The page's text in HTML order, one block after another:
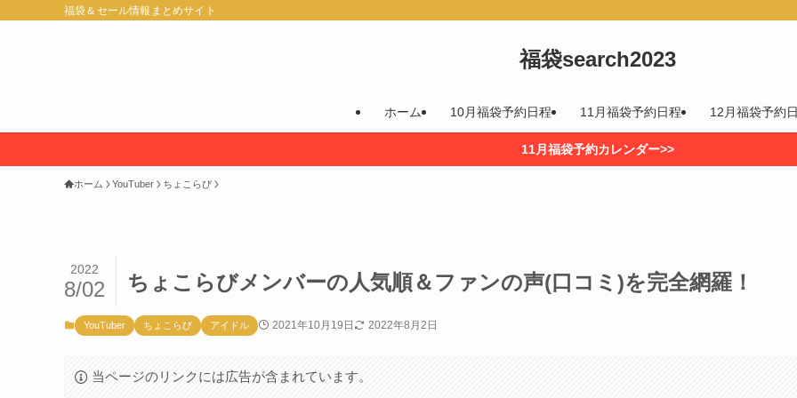
福袋＆セール情報まとめサイト
福袋search2023
ホーム 10月福袋予約日程 11月福袋予約日程 12月福袋予約
11月福袋予約カレンダー>>
ホーム YouTuber ちょこらび
ちょこらびメンバーの人気順＆ファンの声(口コミ)を完全網羅！
2022
8/02
YouTuber ちょこらび アイドル 2021年10月19日 2022年8月2日
当ページのリンクには広告が含まれています。